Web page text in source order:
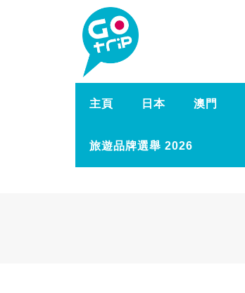
主頁 日本 澳門
旅遊品牌選舉 2026